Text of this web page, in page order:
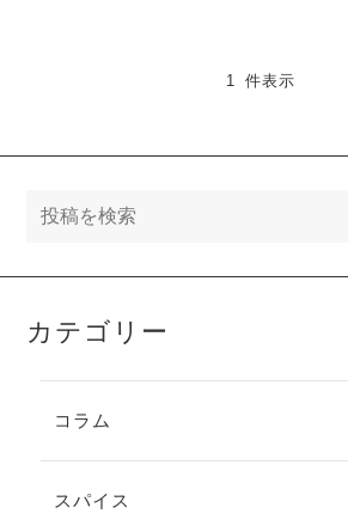
1 件表示
カテゴリー
コラム
スパイス